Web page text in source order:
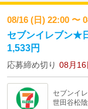
08/16 (日) 22:00 〜
セブンイレブン★
1,533円
応募締め切り 08月
セブンイ
世田谷松